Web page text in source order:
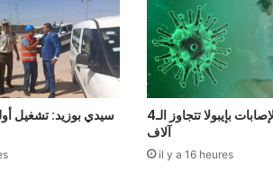
سيدي بوزيد: تشغيل
الكونغو: الإصابات بإيبولا تتجاوز الـ4
آلاف
il y a 16 heures